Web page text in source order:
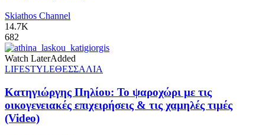
Skiathos Channel
14.7K
682
Watch LaterAdded
LIFESTYLEΘΕΣΣΑΛΙΑ
Κατηγιώργης Πηλίου: Το ψαροχώρι με τις
οικογενειακές επιχειρήσεις & τις χαμηλές τιμές
(Video)